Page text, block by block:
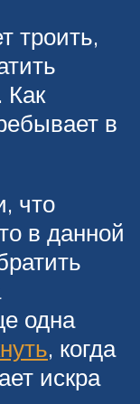
троить,
в
что
в данной
одна
, когда
искра